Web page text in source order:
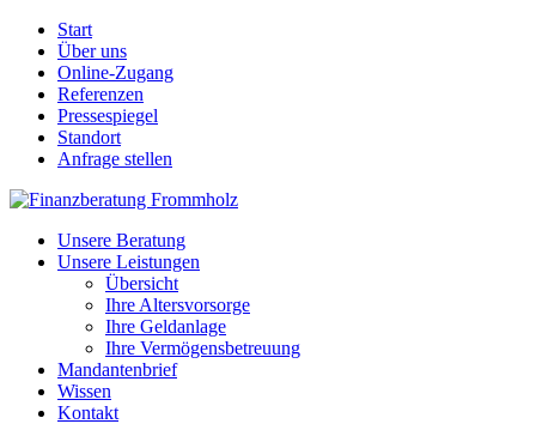
Start
Über uns
Online-Zugang
Referenzen
Pressespiegel
Standort
Anfrage stellen
Unsere Beratung
Unsere Leistungen
Übersicht
Ihre Altersvorsorge
Ihre Geldanlage
Ihre Vermögensbetreuung
Mandantenbrief
Wissen
Kontakt